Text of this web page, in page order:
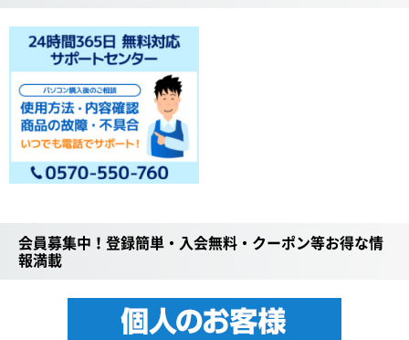
会員募集中！登録簡単・入会無料・クーポン等お得な情
報満載